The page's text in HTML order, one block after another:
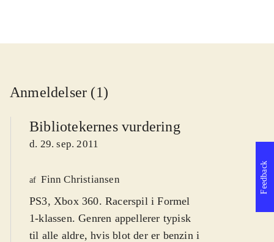
Anmeldelser (1)
Bibliotekernes vurdering
d. 29. sep. 2011
af Finn Christiansen
PS3, Xbox 360. Racerspil i Formel
1-klassen. Genren appellerer typisk
til alle aldre, hvis blot der er benzin i
Feedback